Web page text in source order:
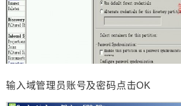
输入域管理员账号及密码点击OK